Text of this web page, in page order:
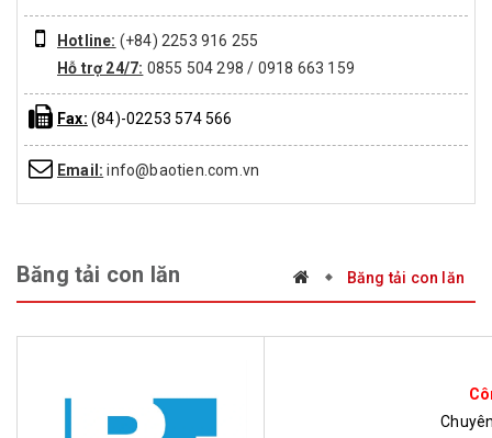
Hotline: (+84) 2253 916 255
Hỗ trợ 24/7: 0855 504 298 / 0918 663 159
Fax: (84)-02253 574 566
Email: info@baotien.com.vn
Băng tải con lăn Băng tải con lăn